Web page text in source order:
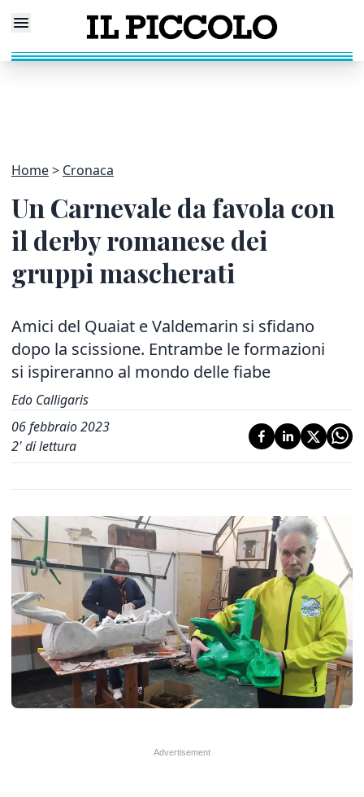
Home Cronaca
Un Carnevale da favola con
il derby romanese dei
gruppi mascherati
Amici del Quaiat e Valdemarin si sfidano
dopo la scissione. Entrambe le formazioni
si ispireranno al mondo delle fiabe
Edo Calligaris
06 febbraio 2023
2' di lettura